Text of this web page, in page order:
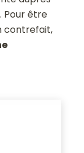
Pour être
contrefait,